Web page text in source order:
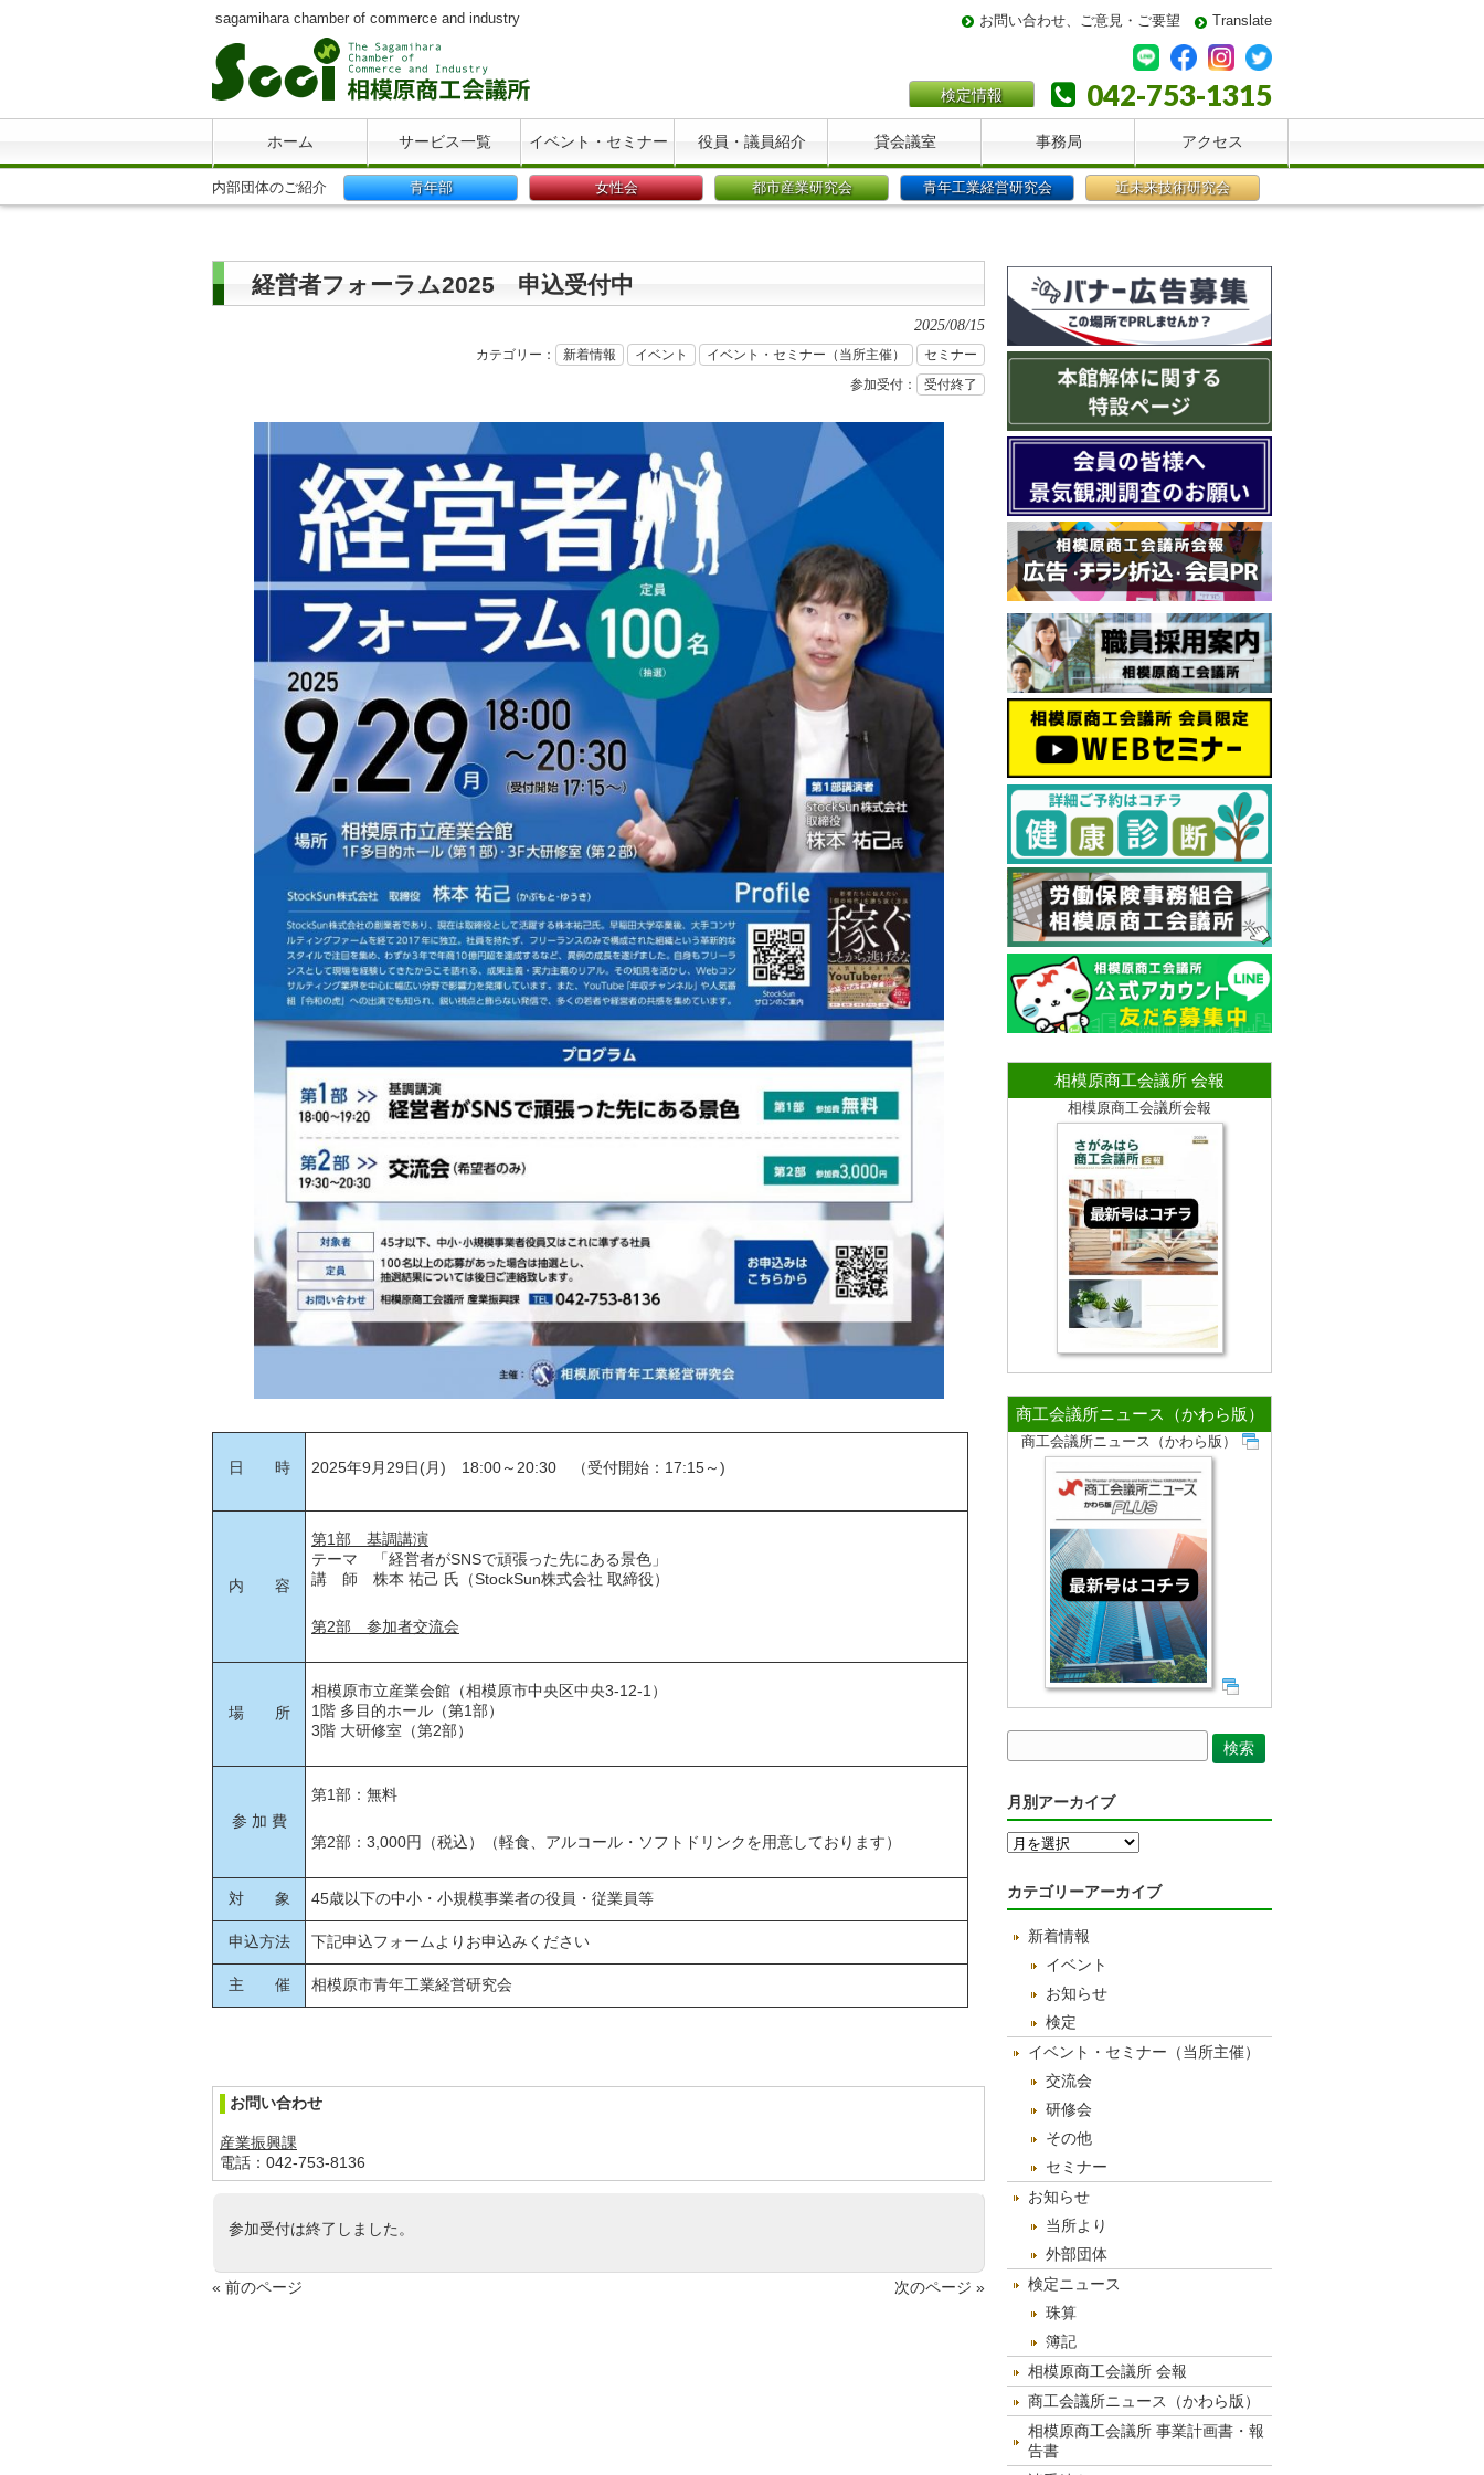
sagamihara chamber of commerce and industry お問い合わせ、ご意見・ご要望 Translate
検定情報 042-753-1315
ホーム サービス一覧 イベント・セミナー 役員・議員紹介 貸会議室 事務局 アクセス
内部団体のご紹介 青年部 女性会 都市産業研究会 青年工業経営研究会 近未来技術研究会
経営者フォーラム2025 申込受付中
2025/08/15
カテゴリー： 新着情報 イベント イベント・セミナー（当所主催）
セミナー
参加受付：
受付終了
日 時 2025年9月29日(月) 18:00～20:30 （受付開始：17:15～)
内 容
第1部 基調講演
テーマ 「経営者がSNSで頑張った先にある景色」
講 師 株本 祐己 氏（StockSun株式会社 取締役）
第2部 参加者交流会
場 所
相模原市立産業会館（相模原市中央区中央3-12-1）
1階 多目的ホール（第1部）
3階 大研修室（第2部）
参 加 費
第1部：無料
第2部：3,000円（税込）（軽食、アルコール・ソフトドリンクを用意しております）
対 象 45歳以下の中小・小規模事業者の役員・従業員等
申込方法 下記申込フォームよりお申込みください
主 催 相模原市青年工業経営研究会
お問い合わせ
産業振興課
電話：042-753-8136
参加受付は終了しました。
« 前のページ 次のページ »
相模原商工会議所 会報
相模原商工会議所会報
商工会議所ニュース（かわら版）
商工会議所ニュース（かわら版）
月別アーカイブ
月
ー
イ
カテゴリーアーカイブ
新着情報
イベント
お知らせ
検定
イベント・セミナー（当所主催）
交流会
研修会
その他
セミナー
お知らせ
当所より
外部団体
検定ニュース
珠算
簿記
相模原商工会議所 会報
商工会議所ニュース（かわら版）
相模原商工会議所 事業計画書・報
告書